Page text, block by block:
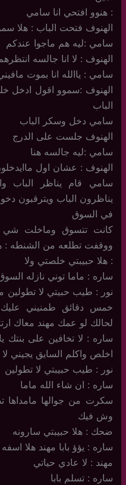
: هنوو افتحي انا سامي
الهنوف فتحت الباب : هلا
سامي :ليه هم ماجوا عندكم
الهنوف : لا انا جالسه
سامي : ياالله انا بموت
الهنوف :سموو اقول ادخل
الباب
سامي دخل وسكر الباب
الهنوف جلست على الدرج
سامي :ليه جالسه هنا
الهنوف : عشان اول
سامي قام يناظر الباب
يناظرون الباب ويترقبون
في السوق
كانت تتسوق وماخلت شي
ووقفت تطلعه من الشنطه :
: هلا حبيبتي خلصتي ولا
ساره : ماما توني نازله
نور : طيب حبيتي لا تطولين
خمس دقائق طمنيني عليك
لحالك لو عمك مهند معاك
ساره : لا تخافين على بنتك
اخلص واكلم السايق يجيني لا
نور : طيب حبيبتي لا تطولين
ساره : ان شاء الله ماما
سكرت من جوالها مامداها
وش فيك
ضحك : هلا حبيبتي سارونه
ساره : يؤؤ بابا مهند هلا
مهند : لا عادي حياتي
ساره : تسلم بابا